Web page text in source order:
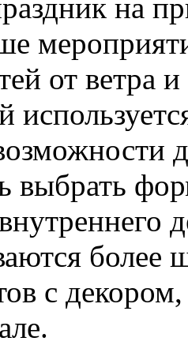
на
от ветра
выбрать
более
с